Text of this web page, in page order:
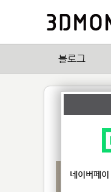
블로그
네이버페이